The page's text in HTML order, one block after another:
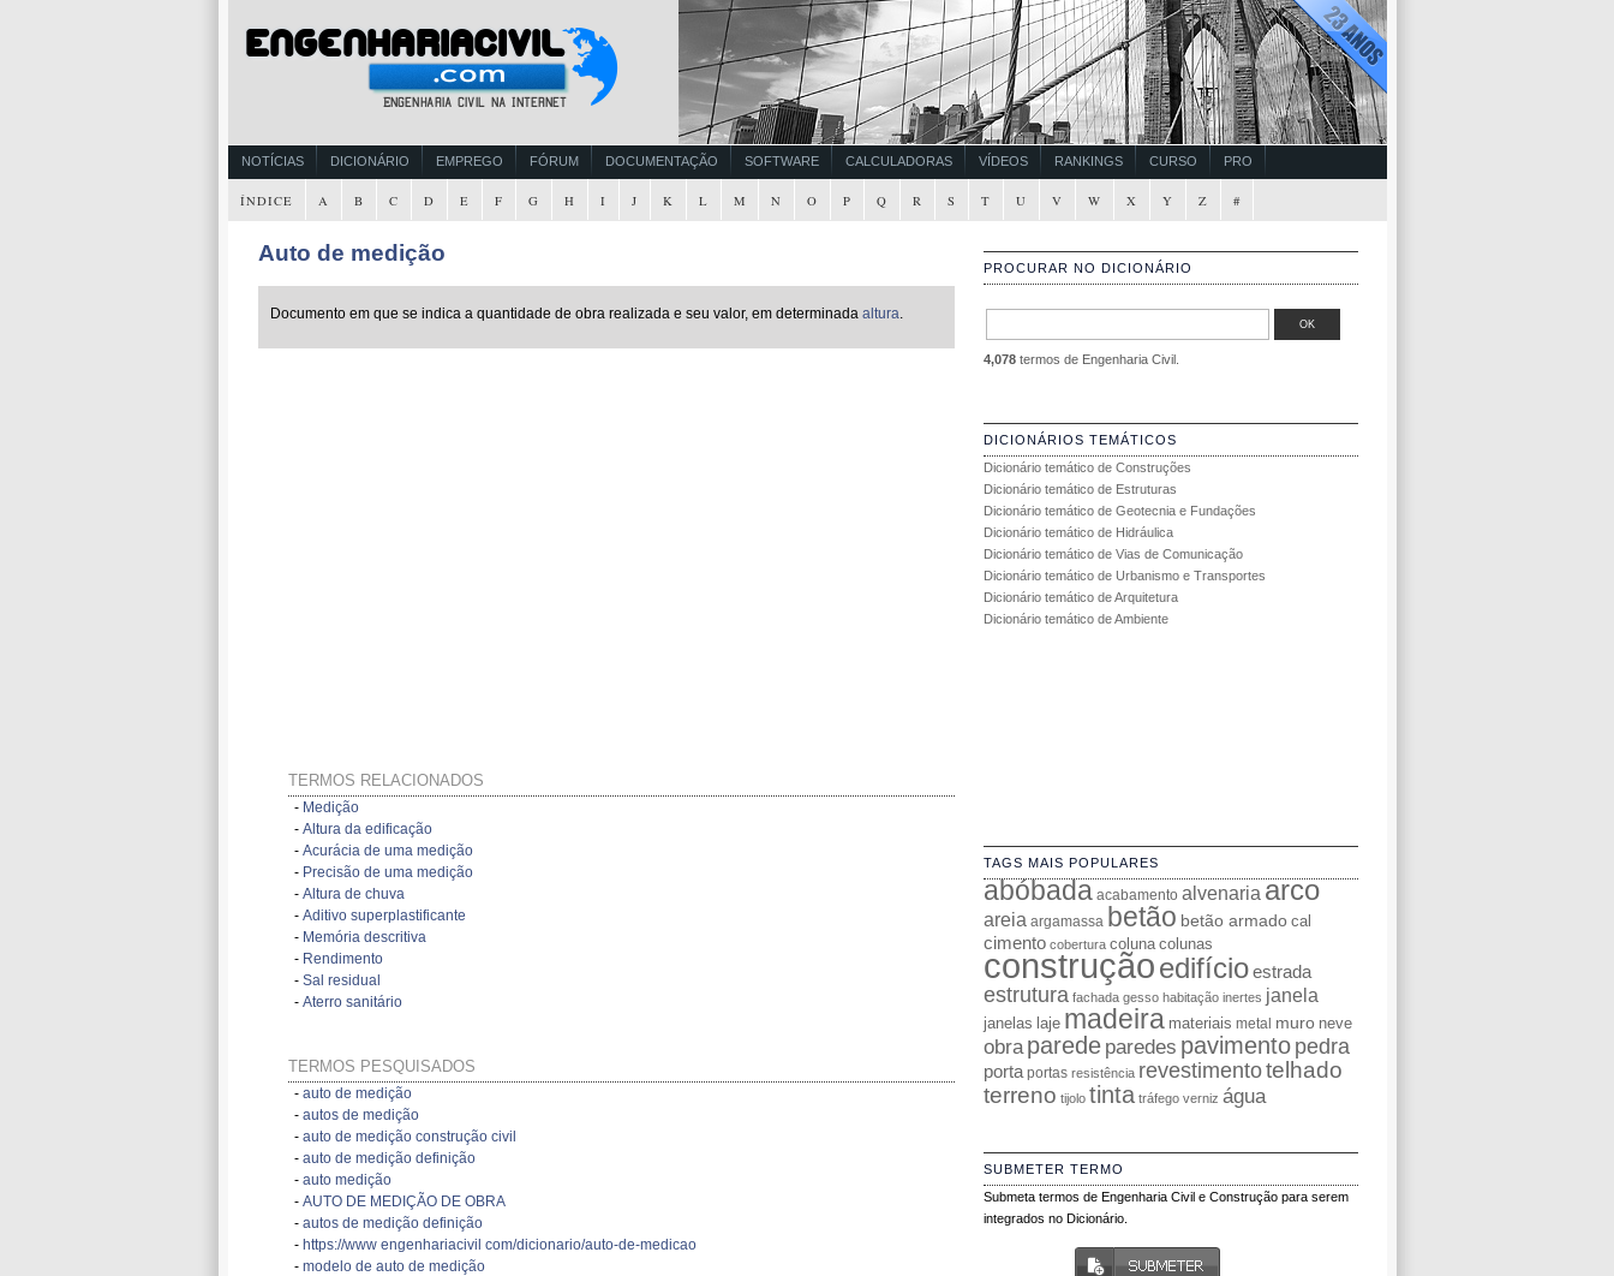
NOTÍCIAS DICIONÁRIO EMPREGO FÓRUM DOCUMENTAÇÃO SOFTWARE CALCULADORAS VÍDEOS RANKINGS CURSO PRO
ÍNDICE A B C D E F G H I J K L M N O P Q R S T U V W X Y Z #
Auto de medição
Documento em que se indica a quantidade de obra realizada e seu valor, em determinada altura
TERMOS RELACIONADOS
- Medição
- Altura da edificação
- Acurácia de uma medição
- Precisão de uma medição
- Altura de chuva
- Aditivo superplastificante
- Memória descritiva
- Rendimento
- Sal residual
- Aterro sanitário
TERMOS PESQUISADOS
- auto de medição
- autos de medição
- auto de medição construção civil
- auto de medição definição
- auto medição
- AUTO DE MEDIÇÃO DE OBRA
- autos de medição definição
- https://www engenhariacivil com/dicionario/auto-de-medicao
- modelo de auto de medição
PROCURAR NO DICIONÁRIO
4,078termos de Engenharia Civil.
DICIONÁRIOS TEMÁTICOS
Dicionário temático de Construções
Dicionário temático de Estruturas
Dicionário temático de Geotecnia e Fundações
Dicionário temático de Hidráulica
Dicionário temático de Vias de Comunicação
Dicionário temático de Urbanismo e Transportes
Dicionário temático de Arquitetura
Dicionário temático de Ambiente
TAGS MAIS POPULARES
abóbada acabamento alvenariaarco
areia argamassa betão betão armado cal
cimento cobertura coluna colunas
construçãoedifício estrada
estrutura fachada gesso habitação inertes janela
janelas laje madeira materiais metal muro neve
obra parede paredes pavimento pedra
porta portas resistência revestimentotelhado
terreno tijolo tinta tráfego verniz água
SUBMETER TERMO
Submeta termos de Engenharia Civil e Construção para serem
integrados no Dicionário.